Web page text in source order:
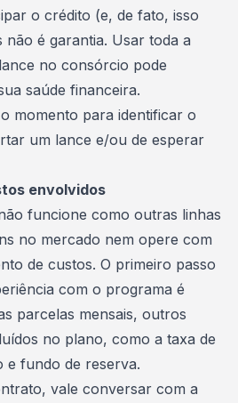
o crédito (e, de fato, isso
é garantia. Usar toda a
no consórcio pode
saúde financeira.
momento para identificar o
um lance e/ou de esperar
envolvidos
funcione como outras linhas
no mercado nem opere com
de custos. O primeiro passo
com o programa é
parcelas mensais, outros
no plano, como a taxa de
e fundo de reserva.
vale conversar com a